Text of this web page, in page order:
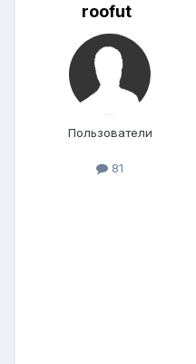
roofut
Пользователи
81